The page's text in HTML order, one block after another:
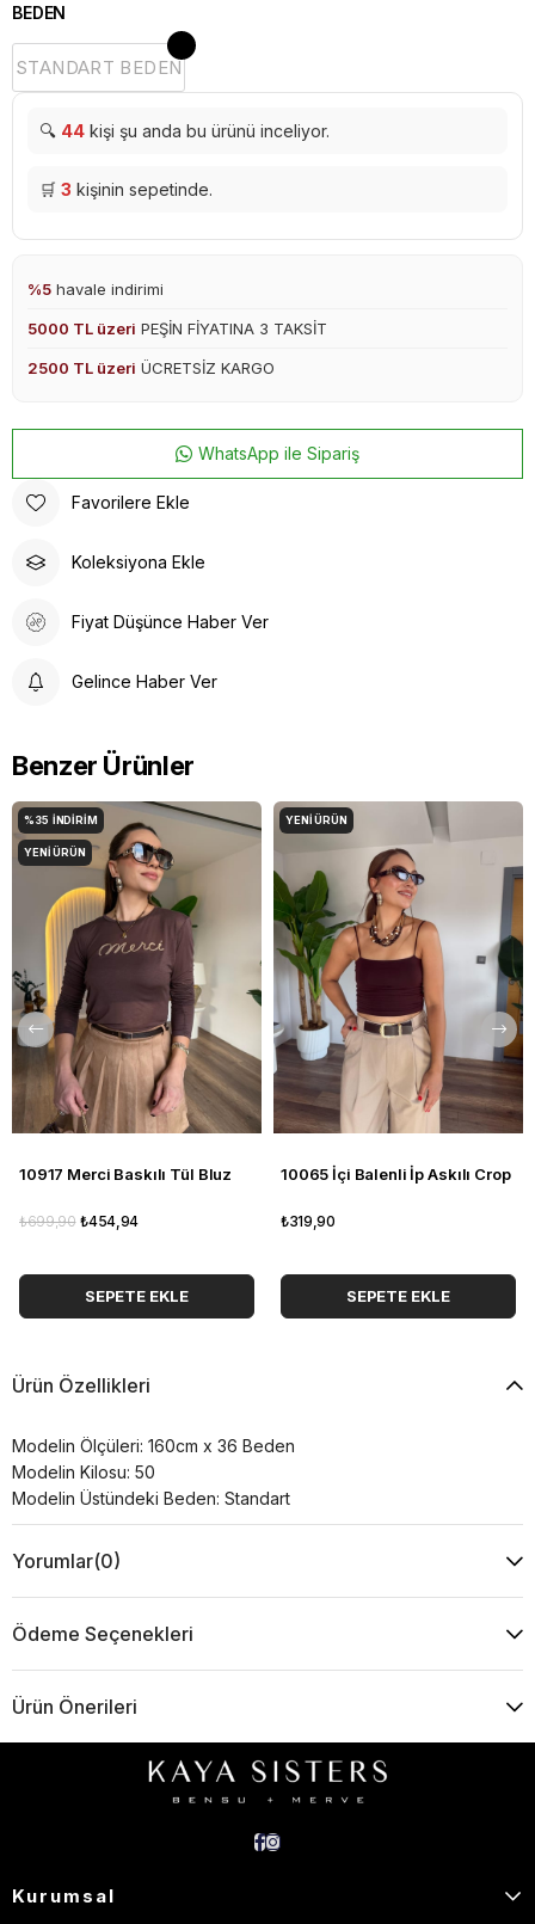
BEDEN
STANDART BEDEN
🔍 44 kişi şu anda bu ürünü inceliyor.
🛒 3 kişinin sepetinde.
%5 havale indirimi
5000 TL üzeri PEŞİN FİYATINA 3 TAKSİT
2500 TL üzeri ÜCRETSİZ KARGO
WhatsApp ile Sipariş
Favorilere Ekle
Koleksiyona Ekle
Fiyat Düşünce Haber Ver
Gelince Haber Ver
Benzer Ürünler
10917 Merci Baskılı Tül Bluz
₺454,94
₺699,90
SEPETE EKLE
%35 İNDIRIM
YENI ÜRÜN
10065 İçi Balenli İp Askılı Crop
₺319,90
SEPETE EKLE
YENI ÜRÜN
Ürün Özellikleri
Modelin Ölçüleri: 160cm x 36 Beden
Modelin Kilosu: 50
Modelin Üstündeki Beden: Standart
Yorumlar(0)
Ödeme Seçenekleri
Ürün Önerileri
Kurumsal